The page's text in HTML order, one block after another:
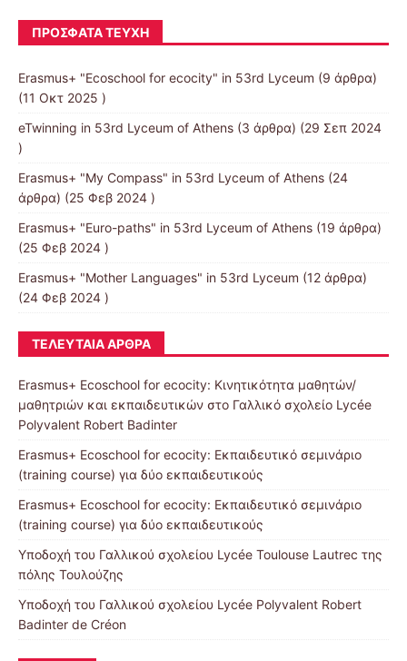
ΠΡΌΣΦΑΤΑ ΤΕΎΧΗ
Erasmus+ "Ecoschool for ecocity" in 53rd Lyceum (9 άρθρα)
(11 Οκτ 2025 )
eTwinning in 53rd Lyceum of Athens (3 άρθρα) (29 Σεπ 2024
)
Erasmus+ "My Compass" in 53rd Lyceum of Athens (24
άρθρα) (25 Φεβ 2024 )
Erasmus+ "Euro-paths" in 53rd Lyceum of Athens (19 άρθρα)
(25 Φεβ 2024 )
Erasmus+ "Mother Languages" in 53rd Lyceum (12 άρθρα)
(24 Φεβ 2024 )
ΤΕΛΕΥΤΑΊΑ ΆΡΘΡΑ
Erasmus+ Ecoschool for ecocity: Κινητικότητα μαθητών/
μαθητριών και εκπαιδευτικών στο Γαλλικό σχολείο Lycée
Polyvalent Robert Badinter
Erasmus+ Ecoschool for ecocity: Εκπαιδευτικό σεμινάριο
(training course) για δύο εκπαιδευτικούς
Erasmus+ Ecoschool for ecocity: Εκπαιδευτικό σεμινάριο
(training course) για δύο εκπαιδευτικούς
Υποδοχή του Γαλλικού σχολείου Lycée Toulouse Lautrec της
πόλης Τουλούζης
Υποδοχή του Γαλλικού σχολείου Lycée Polyvalent Robert
Badinter de Créon